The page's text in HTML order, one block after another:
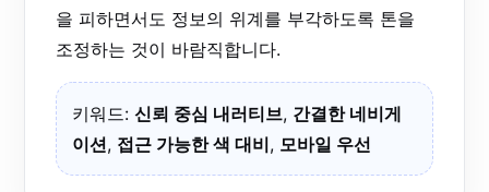
을 피하면서도 정보의 위계를 부각하도록 톤을
조정하는 것이 바람직합니다.
키워드: 신뢰 중심 내러티브, 간결한 네비게
이션, 접근 가능한 색 대비, 모바일 우선